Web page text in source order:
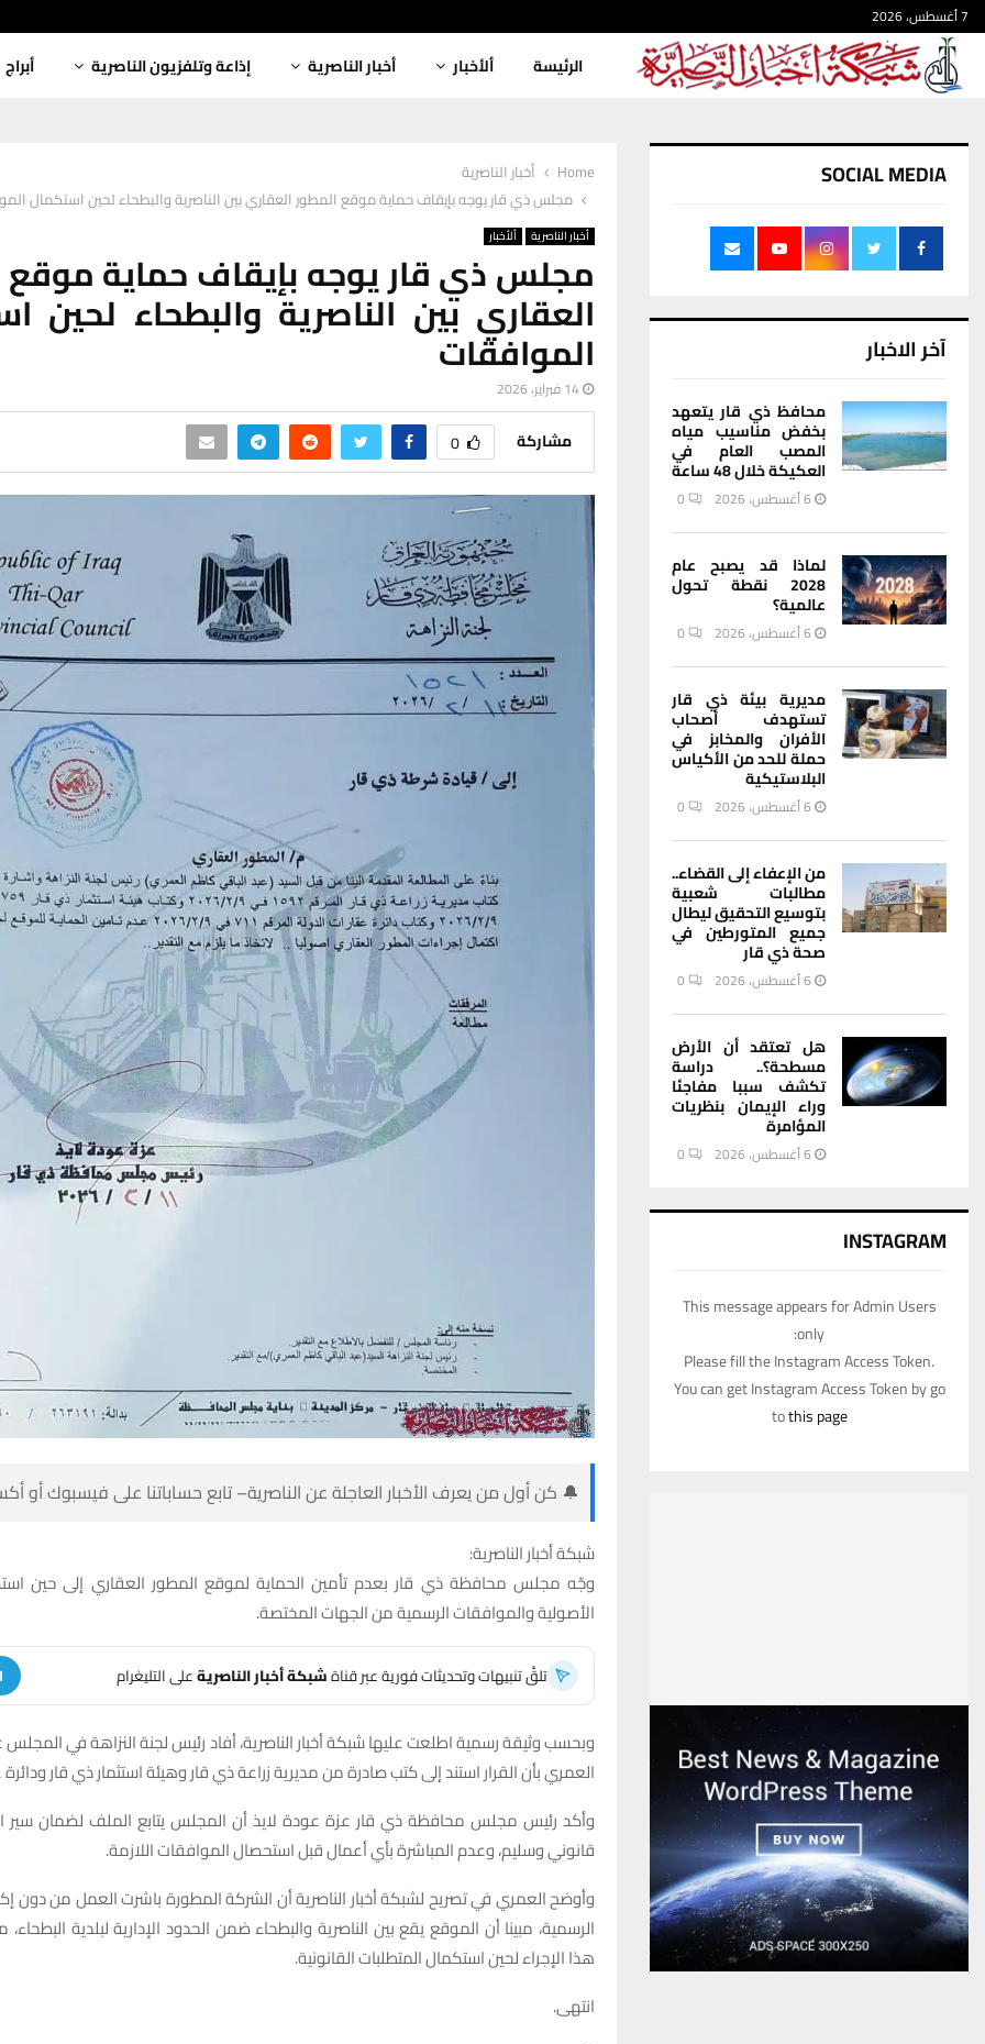
7 أغسطس، 2026
الرئيسة ألأخبار أخبار الناصرية إذاعة وتلفزيون الناصرية أبراج
Home
أخبار الناصرية
مجلس ذي قار يوجه بإيقاف حماية موقع المطور العقاري بين الناصرية والبطحاء لحين استكمال
أخبار الناصرية ألأخبار
مجلس ذي قار يوجه بإيقاف حماية موقع
العقاري بين الناصرية والبطحاء لحين
الموافقات
14 فبراير، 2026
مشاركة 0
🔔 كن أول من يعرف الأخبار العاجلة عن الناصرية– تابع حساباتنا على فيسبوك أو
شبكة أخبار الناصرية:
وجّه مجلس محافظة ذي قار بعدم تأمين الحماية لموقع المطور العقاري إلى حين
الأصولية والموافقات الرسمية من الجهات المختصة.
تلقَّ تنبيهات وتحديثات فورية عبر قناةشبكة أخبار الناصريةعلى التليغرام
وبحسب وثيقة رسمية اطلعت عليها شبكة أخبار الناصرية، أفاد رئيس لجنة النزاهة في المجلس
العمري بأن القرار استند إلى كتب صادرة من مديرية زراعة ذي قار وهيئة استثمار ذي قار
وأكد رئيس مجلس محافظة ذي قار عزة عودة لايذ أن المجلس يتابع الملف لضمان سير
قانوني وسليم، وعدم المباشرة بأي أعمال قبل استحصال الموافقات اللازمة.
وأوضح العمري في تصريح لشبكة أخبار الناصرية أن الشركة المطورة باشرت العمل من دون
الرسمية، مبينا أن الموقع يقع بين الناصرية والبطحاء ضمن الحدود الإدارية لبلدية
هذا الإجراء لحين استكمال المتطلبات القانونية.
انتهى.
SOCIAL MEDIA
آخر الاخبار
محافظ ذي قار يتعهد
بخفض مناسيب مياه
المصب العام في
العكيكة خلال 48 ساعة
6 أغسطس، 2026 0
لماذا قد يصبح عام
2028 نقطة تحول
عالمية؟
6 أغسطس، 2026 0
مديرية بيئة ذي قار
تستهدف أصحاب
الأفران والمخابز في
حملة للحد من الأكياس
البلاستيكية
6 أغسطس، 2026 0
من الإعفاء إلى القضاء..
مطالبات شعبية
بتوسيع التحقيق ليطال
جميع المتورطين في
صحة ذي قار
6 أغسطس، 2026 0
هل تعتقد أن الأرض
مسطحة؟.. دراسة
تكشف سببا مفاجئا
وراء الإيمان بنظريات
المؤامرة
6 أغسطس، 2026 0
INSTAGRAM
This message appears for Admin Users
only:
Please fill the Instagram Access Token.
You can get Instagram Access Token by go
tothis page